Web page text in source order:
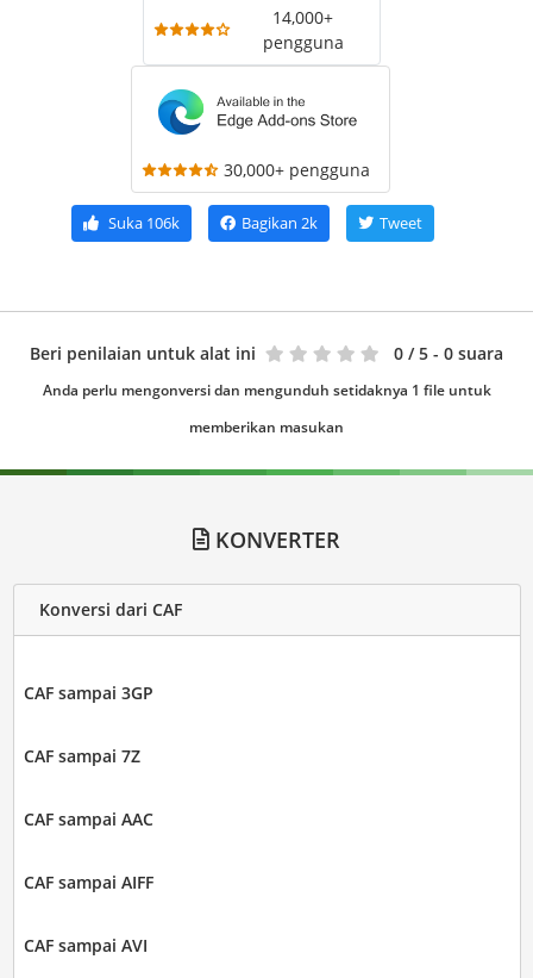
14,000+
pengguna
30,000+ pengguna
Suka106k Bagikan 2k Tweet
Beri penilaian untuk alat ini 0 / 5 - 0 suara
Anda perlu mengonversi dan mengunduh setidaknya 1 file untuk
memberikan masukan
KONVERTER
Konversi dari CAF
CAF sampai 3GP
CAF sampai 7Z
CAF sampai AAC
CAF sampai AIFF
CAF sampai AVI